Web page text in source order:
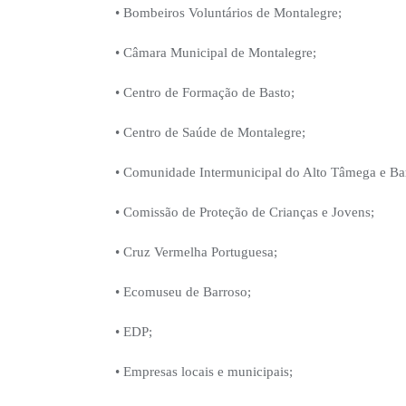
• Bombeiros Voluntários de Montalegre;
• Câmara Municipal de Montalegre;
• Centro de Formação de Basto;
• Centro de Saúde de Montalegre;
• Comunidade Intermunicipal do Alto Tâmega e
• Comissão de Proteção de Crianças e Jovens;
• Cruz Vermelha Portuguesa;
• Ecomuseu de Barroso;
• EDP;
• Empresas locais e municipais;